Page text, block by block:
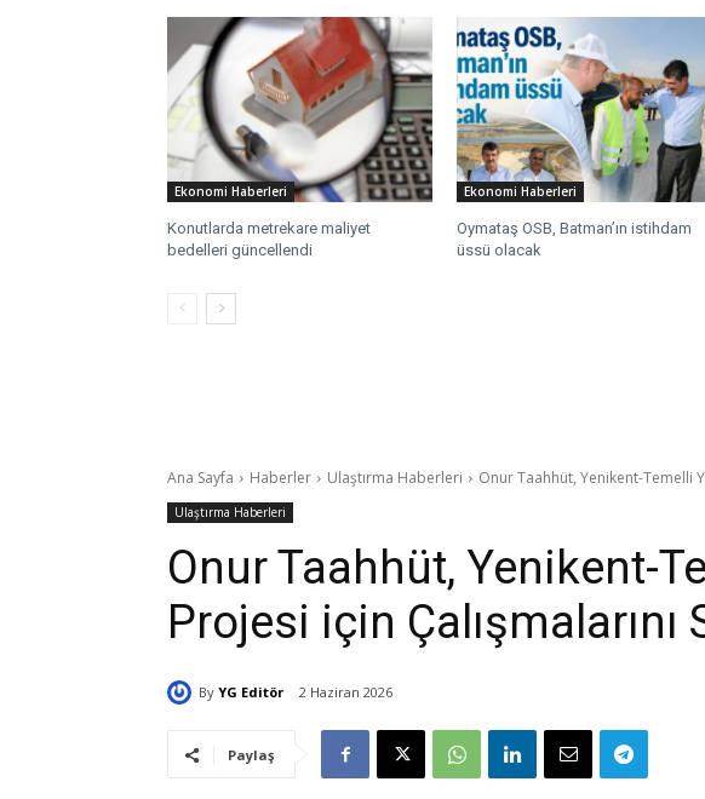
Ekonomi Haberleri
Konutlarda metrekare maliyet
bedelleri güncellendi
Ekonomi Haberleri
Oymataş OSB, Batman’ın istihdam
üssü olacak